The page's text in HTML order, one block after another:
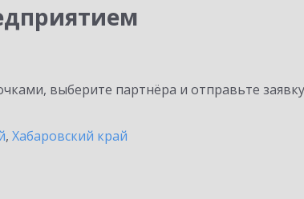
выберите партнёра и отправьте
, Хабаровский край